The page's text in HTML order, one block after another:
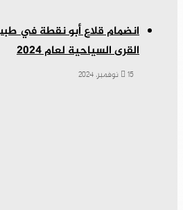
انضمام قلاع أبو نقطة في
القرى السياحية لعام 2024
15 نوفمبر، 2024